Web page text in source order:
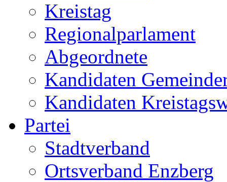
Kreistag
Regionalparlament
Abgeordnete
Kandidaten
Kandidaten
Partei
Stadtverband
Ortsverband Enzberg